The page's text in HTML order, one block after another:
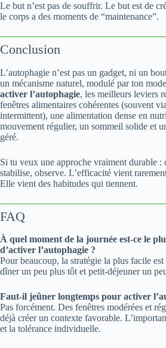
Le but n’est pas de souffrir. Le but est de
le corps a des moments de “maintenance”.
Conclusion
L’autophagie n’est pas un gadget, ni un
un mécanisme naturel, modulé par ton
activer l’autophagie, les meilleurs leviers
fenêtres alimentaires cohérentes (souvent
intermittent), une alimentation dense en
mouvement régulier, un sommeil solide et
géré.
Si tu veux une approche vraiment durable :
stabilise, observe. L’efficacité vient
Elle vient des habitudes qui tiennent.
FAQ
À quel moment de la journée est-ce le
d’activer l’autophagie ?
Pour beaucoup, la stratégie la plus facile
dîner un peu plus tôt et petit-déjeuner un
Faut-il jeûner longtemps pour activer
Pas forcément. Des fenêtres modérées et
déjà créer un contexte favorable.
et la tolérance individuelle.